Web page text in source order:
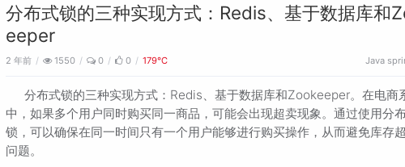
分布式锁的三种实现方式：Redis、基于数据库和
eeper
2 年前 1550 0 0 179℃ Java
分布式锁的三种实现方式：Redis、基于数据库和Zookeeper。在电商
中，如果多个用户同时购买同一商品，可能会出现超卖现象。通过使用分
锁，可以确保在同一时间只有一个用户能够进行购买操作，从而避免库存
问题。‌